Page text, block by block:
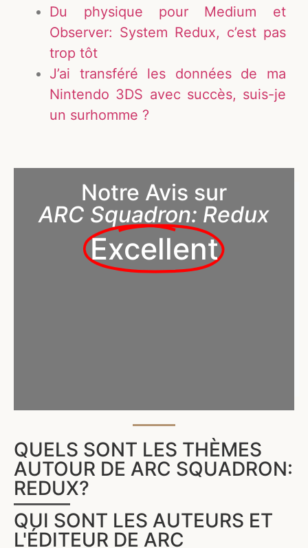
Du physique pour Medium et
Observer: System Redux, c’est pas
trop tôt
J’ai transféré les données de ma
Nintendo 3DS avec succès, suis-je
un surhomme ?
Notre Avis sur
ARC Squadron: Redux
Excellent
QUELS SONT LES THÈMES
AUTOUR DE ARC SQUADRON:
REDUX?
QUI SONT LES AUTEURS ET
L'ÉDITEUR DE ARC